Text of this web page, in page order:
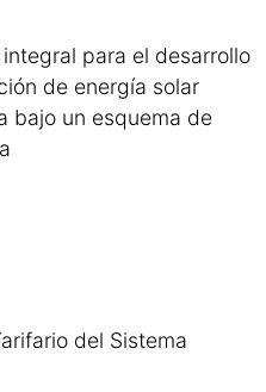
para el desarrollo
de energía solar
bajo un esquema de
del Sistema